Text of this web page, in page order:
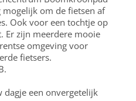
om de fietsen af
Ook voor een tochtje op
Er zijn meerdere mooie
omgeving voor
fietsers.
dagje een onvergetelijk